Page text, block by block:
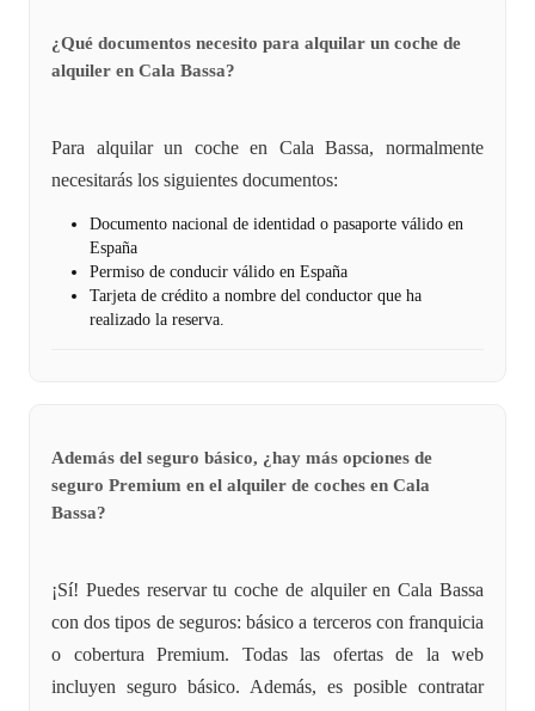
¿Qué documentos necesito para alquilar un coche de
alquiler en Cala Bassa?
Para alquilar un coche en Cala Bassa, normalmente
necesitarás los siguientes documentos:
Documento nacional de identidad o pasaporte válido en
España
Permiso de conducir válido en España
Tarjeta de crédito a nombre del conductor que ha
realizado la reserva.
Además del seguro básico, ¿hay más opciones de
seguro Premium en el alquiler de coches en Cala
Bassa?
¡Sí! Puedes reservar tu coche de alquiler en Cala Bassa
con dos tipos de seguros: básico a terceros con franquicia
o cobertura Premium. Todas las ofertas de la web
incluyen seguro básico. Además, es posible contratar